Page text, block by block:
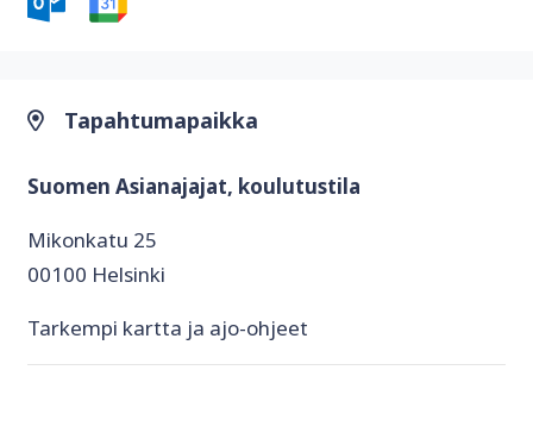
Tapahtumapaikka
Suomen Asianajajat, koulutustila
Mikonkatu 25
00100 Helsinki
Tarkempi kartta ja ajo-ohjeet